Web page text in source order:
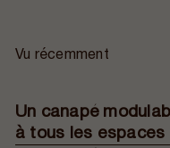
Vu récemment
Un canapé
à tous les espaces